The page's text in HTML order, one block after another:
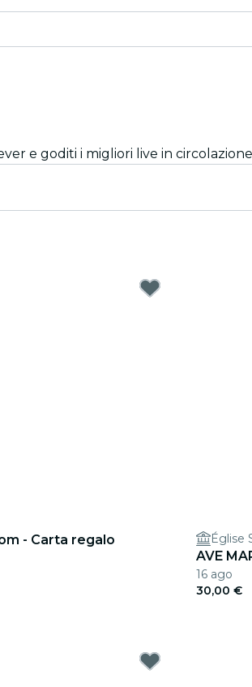
e goditi i migliori live in
- Carta regalo
AVE
16 ago
30,00 €